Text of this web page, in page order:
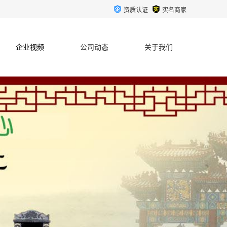
资质认证 实名商家
企业视频 公司动态 关于我们